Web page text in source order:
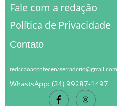
Fale com a redação
Política de Privacidade
Contato
redacaoacontecenaserradorio@gmail.com
WhastsApp: (24) 99287-1497